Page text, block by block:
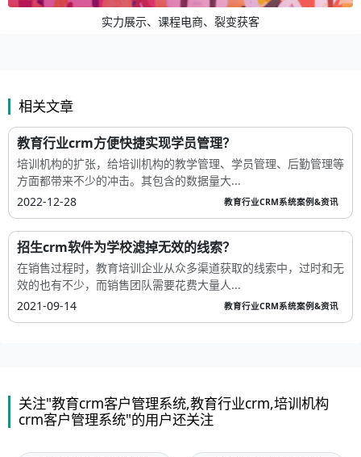
实力展示、课程电商、裂变获客
相关文章
教育行业crm方便快捷实现学员管理？
培训机构的扩张，给培训机构的教学管理、学员管理、后勤管理等
方面都带来不少的冲击。其包含的数据量大...
2022-12-28
教育行业CRM系统案例&资讯
招生crm软件为学校滤掉无效的线索？
在销售过程时，教育培训企业从众多渠道获取的线索中，过时和无
效的也有不少，而销售团队需要花费大量人...
2021-09-14
教育行业CRM系统案例&资讯
关注"教育crm客户管理系统,教育行业crm,培训机构
crm客户管理系统"的用户还关注